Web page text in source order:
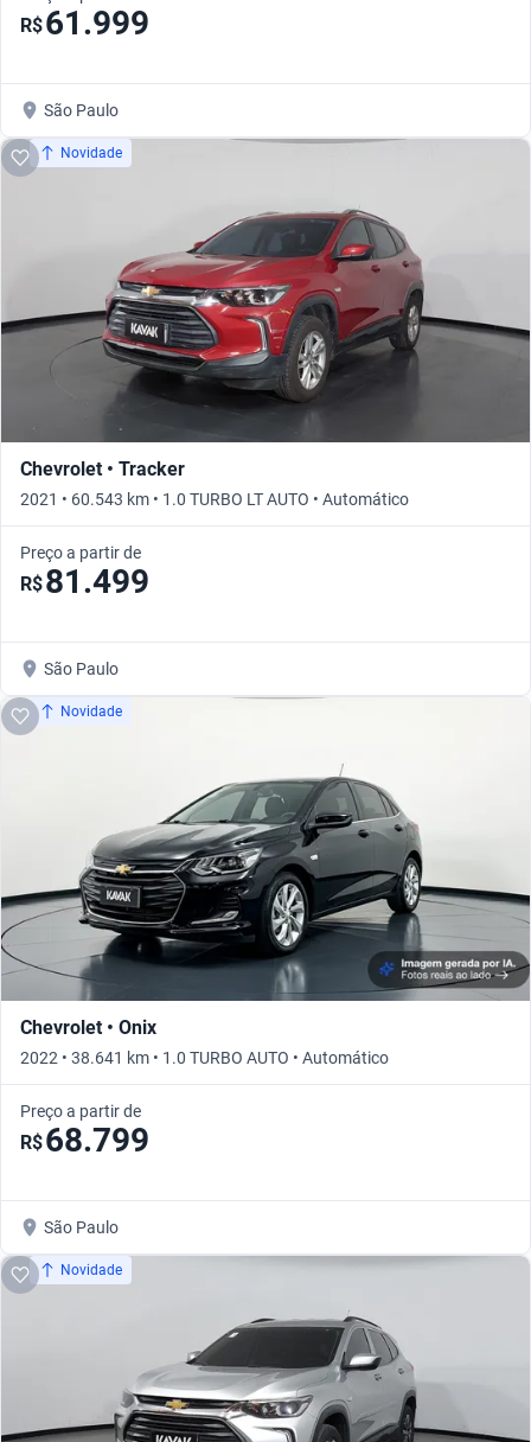
R$61.999
São Paulo
Novidade
Chevrolet • Tracker
2021 • 60.543 km • 1.0 TURBO LT AUTO • Automático
Preço a partir de
R$81.499
São Paulo
Novidade
Chevrolet • Onix
2022 • 38.641 km • 1.0 TURBO AUTO • Automático
Preço a partir de
R$68.799
São Paulo
Novidade